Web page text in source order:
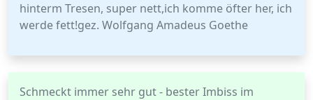
hinterm Tresen, super nett,ich komme öfter her, ich
werde fett!gez. Wolfgang Amadeus Goethe
Schmeckt immer sehr gut - bester Imbiss im